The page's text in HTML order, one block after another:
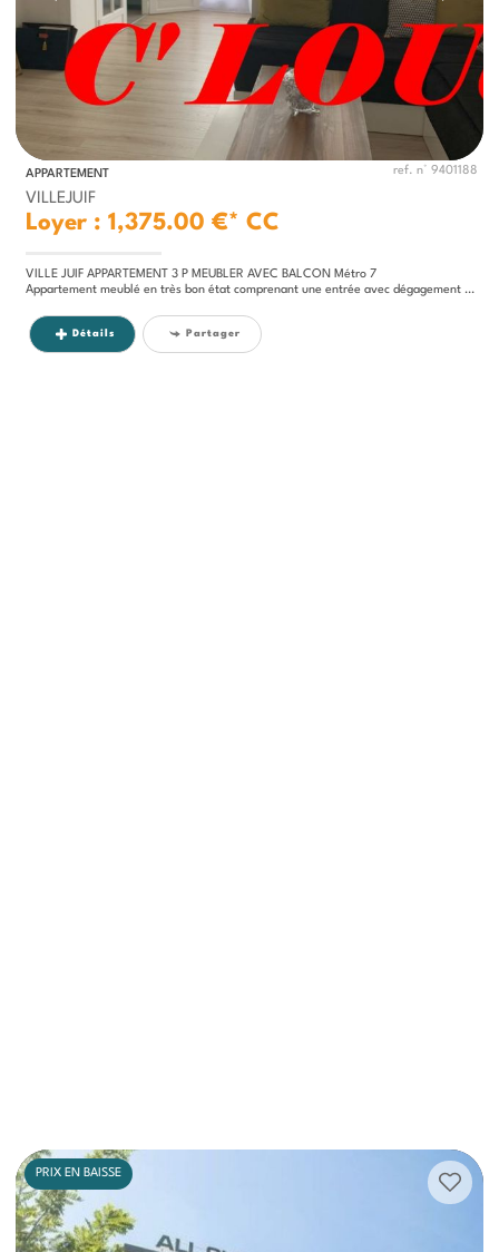
APPARTEMENT ref. n° 9401188
VILLEJUIF
Loyer : 1,375.00 €* CC
VILLE JUIF APPARTEMENT 3 P MEUBLER AVEC BALCON Métro 7
Appartement meublé en très bon état comprenant une entrée avec dégagement et placard, une salle de bains, un WC séparé,...
Détails Partager
PRIX EN BAISSE